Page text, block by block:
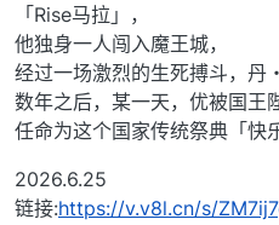
「Rise马拉」，
他独身一人闯入魔王城，
经过一场激烈的生死搏斗，丹
数年之后，某一天，优被国王
任命为这个国家传统祭典「快
2026.6.25
链接:https://v.v8l.cn/s/